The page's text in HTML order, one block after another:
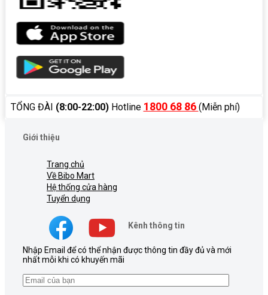
TỔNG ĐÀI (8:00-22:00)Hotline 1800 68 86 (Miễn phí)
Giới thiệu
Trang chủ
Về Bibo Mart
Hệ thống cửa hàng
Tuyển dụng
Kênh thông tin
Nhập Email để có thể nhận được thông tin đầy đủ và mới
nhất mỗi khi có khuyến mãi